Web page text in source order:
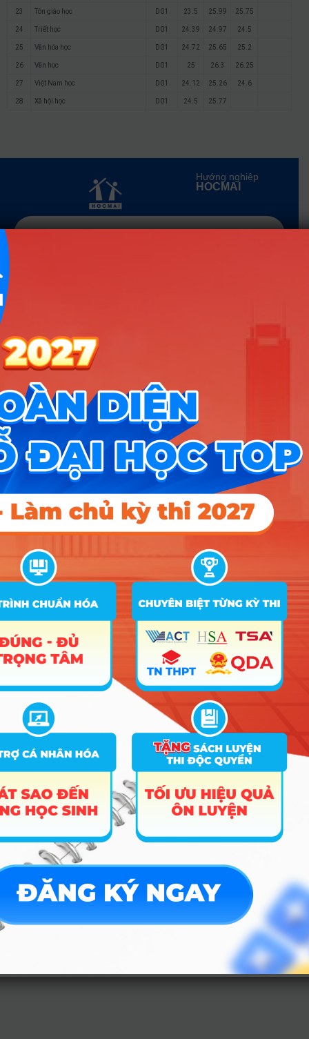
23 Tôn giáo học D01 23.5 25.99 25.75
24 Triết học D01 24.39 24.97 24.5
25 Văn hóa học D01 24.72 25.65 25.2
26 Văn học D01 25 26.3 26.25
27 Việt Nam học D01 24.12 25.26 24.6
28 Xã hội học D01 24.5 25.77
Hướng nghiệp
HOCMAI
Công cụ
Tra cứu đề án tuyển sinh
Tư vấn hướng nghiệp
Tin tức
Tin giáo dục nổi bật
Tin tuyển sinh vào 10
Tin tuyển sinh Đại học
Về chúng tôi
Liên hệ